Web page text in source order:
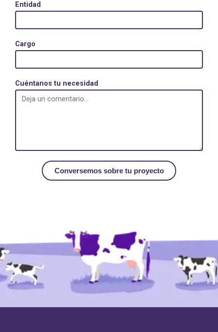
Entidad
Cargo
Cuéntanos tu necesidad